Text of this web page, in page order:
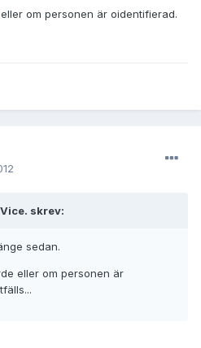
om personen är oidentifierad.
skrev:
sedan.
eller om personen är